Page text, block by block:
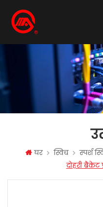
घर स्विच स्पर्श
दोहरी ब्रैकेट